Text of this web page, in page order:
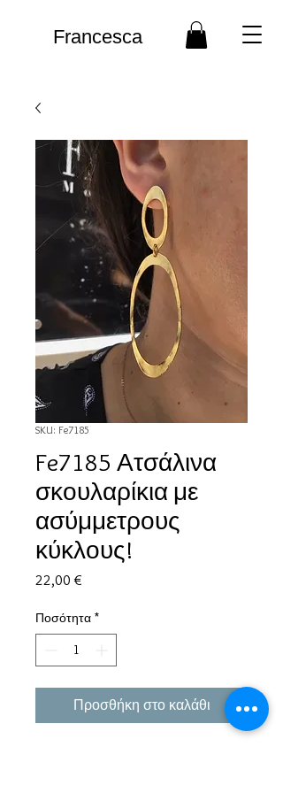
Francesca
SKU: Fe7185
Fe7185 Ατσάλινα
σκουλαρίκια με
ασύμμετρους
κύκλους!
22,00 €
Ποσότητα *
Προσθήκη στο καλάθι